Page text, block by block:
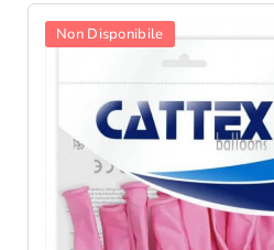
Non Disponibile